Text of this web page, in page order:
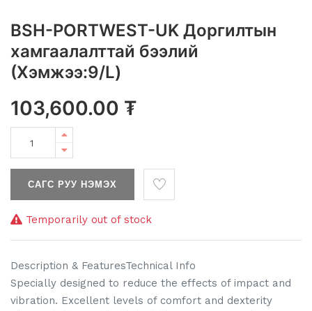
BSH-PORTWEST-UK Доргилтын
хамгаалалттай бээлий
(Хэмжээ:9/L)
103,600.00 ₮
САГС РУУ НЭМЭХ
Temporarily out of stock
Description & FeaturesTechnical Info
Specially designed to reduce the effects of impact and
vibration. Excellent levels of comfort and dexterity